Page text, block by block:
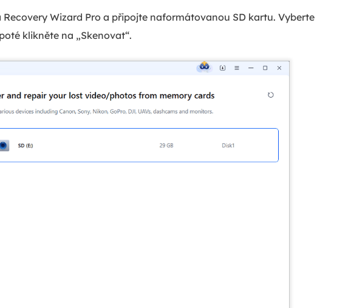
Recovery Wizard Pro a připojte naformátovanou SD kartu. Vyberte
klikněte na „Skenovat“.